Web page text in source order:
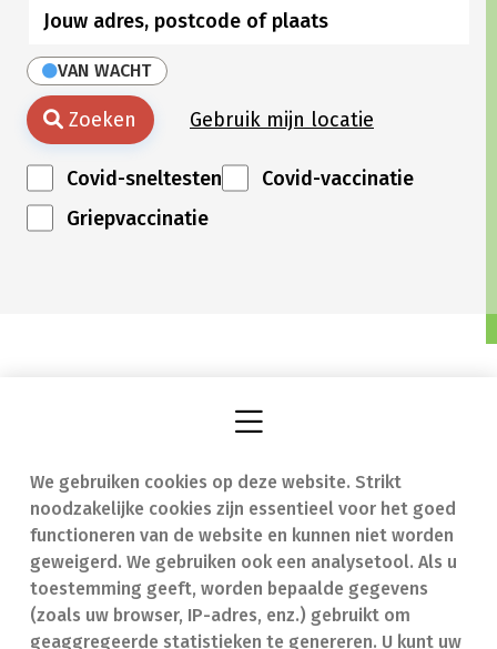
We gebruiken cookies op deze website. Strikt
noodzakelijke cookies zijn essentieel voor het goed
functioneren van de website en kunnen niet worden
geweigerd. We gebruiken ook een analysetool. Als u
toestemming geeft, worden bepaalde gegevens
(zoals uw browser, IP-adres, enz.) gebruikt om
geaggregeerde statistieken te genereren. U kunt uw
VAN WACHT
Zoeken Gebruik mijn locatie
Covid-sneltesten
Covid-vaccinatie
Griepvaccinatie
Vind een apotheek
Onze expertise
Ziekten
Geneesmiddelen
In geval van nood
Contact
Veelgestelde vragen
(FAQ)